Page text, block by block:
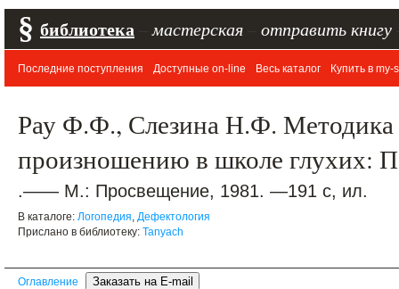
§ библиотека мастерская отправить книгу
Последние поступления Доступные on-line Весь каталог Купить в my-
Рау Ф.Ф., Слезина Н.Ф. Методика
произношению в школе глухих:
.—— М.: Просвещение, 1981. —191 с, ил.
В каталоге: Логопедия, Дефектология
Прислано в библиотеку: Tanyach
Оглавление